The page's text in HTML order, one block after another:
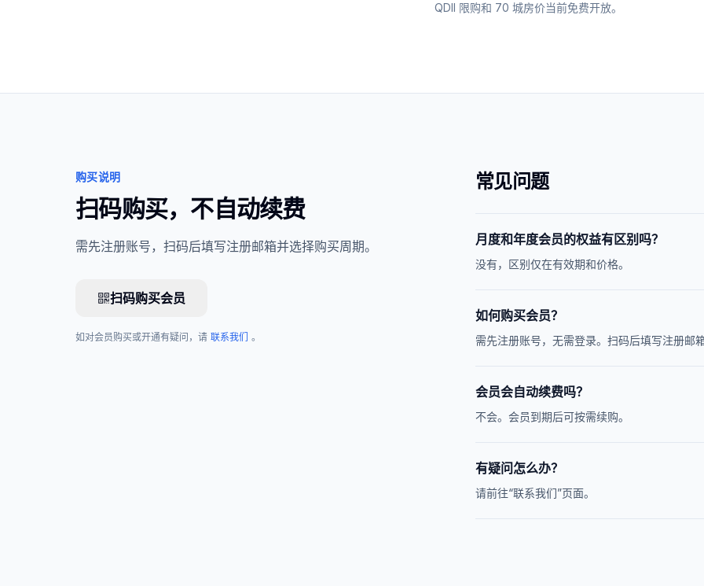
QDII 限购和 70 城房价当前免费开放。
购买说明
扫码购买，不自动续费
需先注册账号，扫码后填写注册邮箱并选择购买周期。
扫码购买会员
如对会员购买或开通有疑问，请 联系我们 。
常见问题
月度和年度会员的权益有区别吗？
没有，区别仅在有效期和价格。
如何购买会员？
需先注册账号，无需登录。扫码后填写注册邮
会员会自动续费吗？
不会。会员到期后可按需续购。
有疑问怎么办？
请前往“联系我们”页面。